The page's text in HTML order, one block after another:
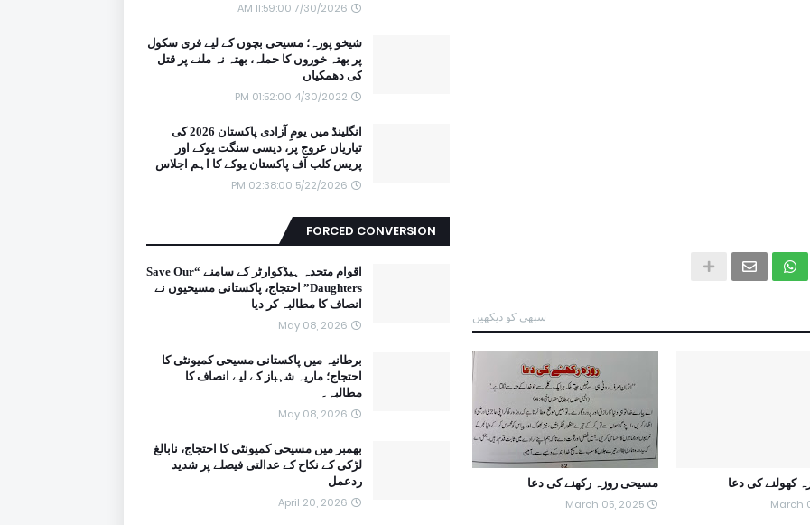
سبھی کو دیکھیں
کھولنے کی دعا
March
مسیحی روزہ رکھنے کی دعا
March 05, 2025
7/30/2026 11:59:00 AM
شیخو پورہ؛ مسیحی بچوں کے لیے فری سکول
پر بھتہ خوروں کا حملہ، بھتہ نہ ملنے پر قتل
کی دھمکیاں
4/30/2022 01:52:00 PM
انگلینڈ میں یومِ آزادی پاکستان 2026 کی
تیاریاں عروج پر، دیسی سنگت یوکے اور
پریس کلب آف پاکستان یوکے کا اہم اجلاس
5/22/2026 02:38:00 PM
FORCED CONVERSION
اقوام متحدہ ہیڈکوارٹر کے سامنے “Save Our
Daughters” احتجاج، پاکستانی مسیحیوں نے
انصاف کا مطالبہ کر دیا
May 08, 2026
برطانیہ میں پاکستانی مسیحی کمیونٹی کا
احتجاج؛ ماریہ شہباز کے لیے انصاف کا
مطالبہ۔
May 08, 2026
بھمبر میں مسیحی کمیونٹی کا احتجاج، نابالغ
لڑکی کے نکاح کے عدالتی فیصلے پر شدید
ردعمل
April 20, 2026